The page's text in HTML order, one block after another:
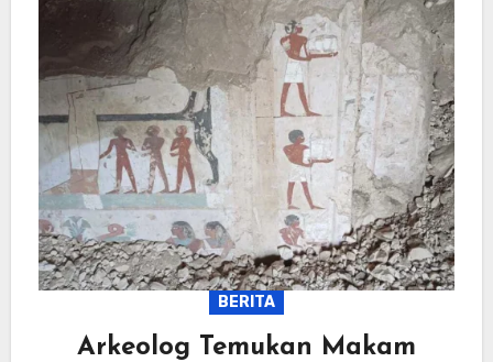
BERITA
Arkeolog Temukan Makam